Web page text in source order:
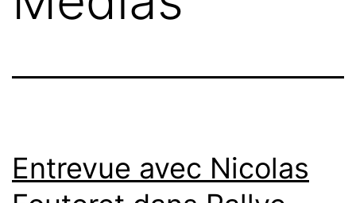
Entrevue avec Nicolas